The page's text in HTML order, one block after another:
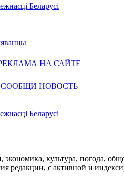
Беларусі
НА САЙТЕ
СООБЩИ НОВОСТЬ
Беларусі
культура, погода,
редакции, с активной и